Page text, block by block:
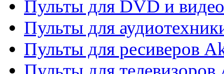
Пульты для DVD и
Пульты для
Пульты для ресиверов